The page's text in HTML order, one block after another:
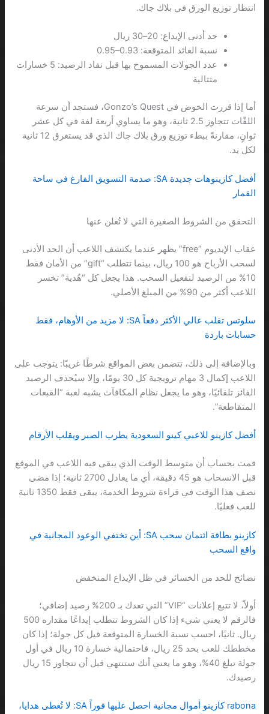
انتظار توزيع الورق في بلاك جاك.
حد أدنى الإيداع: 20–30 ريال
نسبة العائد المتوقعة: 0.93–0.95
عدد الجولات المسموح بها قبل نفاد الرصيد: 5 خسارات
متتالية
أما إذا قررت الخوض في Gonzo’s Quest، فستجد أن سرعة
اللفّات تتجاوز 2.5 ثانية، وهو ما يساوي أربعة لفة في كل عشر
ثوانٍ، مقارنةً ببطء توزيع ورق بلاك جاك الذي قد يستغرق 12 ثانية
لكل يد.
أفضل كازينوهات جديدة SA: صدمة التسويق الفارغ في ساحة
القمار
التحقق من الشروط الصغيرة التي لا تُعلن عنها
عقاب الإيديوم “free” يظهر عندما يكتشف اللاعب أن الحد الأدنى
لسحب الأرباح هو 100 ريال، بينما تتطلب “gift” من الأمان فقط
10% من الرصيد لتفعيل السحب. هذا يجعل كل “هُدية” تخسر
اللاعب أكثر من 90% من المبلغ الأصلي.
سلوتس تقلب عالي الأكثر دفعاً SA: لا مزيد من الأوهام، فقط
حسابات باردة
وبالإضافة إلى ذلك، تتضمن بعض المواقع شرطًا غريبًا: يتوجب على
اللاعب إكمال 3 مهام ترويجية كل 30 يومًا، وإلا سيُحذف الرصيد
الفائز تلقائيًا، وهو ما يجعل نظام المكافآت يشبه لعبة “القبعات
المتقاطعة”.
أفضل كازينو للاعبي كينو السعودية يطرب الصبر ويقلب الأرقام
قمت بحساب أن متوسط الوقت الذي يبقى فيه اللاعب في الموقع
قبل الانسحاب هو 45 دقيقة، أي ما يعادل 2700 ثانية؛ إذا مضى
نصف هذا الوقت في قراءة شروط الخدمة، يبقى فقط 1350 ثانية
للعب فعليًا.
كازينو بطاقة ائتمان سحب SA: أين تختفي الوعود المجانية في
واقع السحب
نصائح للحد من الخسائر في ظل الإيداع المنخفض
أولاً، لا تتبع إعلانات “VIP” التي تعدك بـ 200% رصيد إضافي؛
فالرقم لا يعني شيء إذا كان الشروط تتطلب إيداعًا مقداره 500
ريال. ثانيًا، احسب نسبة الخسارة المتوقعة قبل كل جولة؛ إذا كان
مخططك للعب بحد 25 ريال، فاحتمالية خسارة 10 ريال في أول
جولة تبلغ 40%، وهو ما يعني أنك ستنتهي قبل أن تتجاوز 15 ريال
رصيدك.
rabona كازينو أموال مجانية احصل عليها فوراً SA: لا تُعطى هدايا،